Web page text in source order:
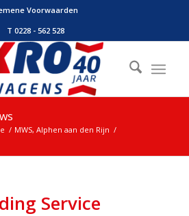
Voorwaarden
T 0228 - 562 528
/ MWS, Alphen aan den Rijn /
Service